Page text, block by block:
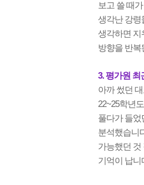
보고 쓸 때
생각난 강령
생각하면 지
방향을 반복
3. 평가원 최
아까 썼던
22~25학년
풀다가 들었
분석했습니
가능했던 것
기억이 납니